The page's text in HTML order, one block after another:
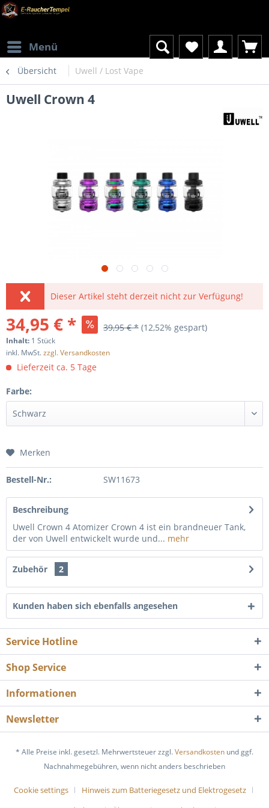
Menü
Übersicht Uwell / Lost Vape
Uwell Crown 4
Dieser Artikel steht derzeit nicht zur Verfügung!
34,95 € * 39,95 € * (12,52% gespart)
Inhalt: 1 Stück
inkl. MwSt.zzgl. Versandkosten
Lieferzeit ca. 5 Tage
Farbe:
Merken
Bestell-Nr.: SW11673
Beschreibung
Uwell Crown 4 Atomizer Crown 4 ist ein brandneuer Tank,
der von Uwell entwickelt wurde und... mehr
Zubehör 2
Kunden haben sich ebenfalls angesehen
Service Hotline
Shop Service
Informationen
Newsletter
* Alle Preise inkl. gesetzl. Mehrwertsteuer zzgl.Versandkosten und ggf.
Nachnahmegebühren, wenn nicht anders beschrieben
Cookie settings
Hinweis zum Batteriegesetz und Elektrogesetz